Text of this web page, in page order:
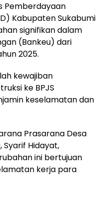
Pemberdayaan
Kabupaten Sukabumi
signifikan dalam
(Bankeu) dari
2025.
kewajiban
ke BPJS
keselamatan dan
Prasarana Desa
Syarif Hidayat,
ini bertujuan
kerja para